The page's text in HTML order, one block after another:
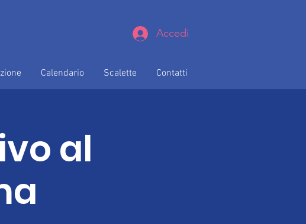
Accedi
Calendario Scalette Contatti
al